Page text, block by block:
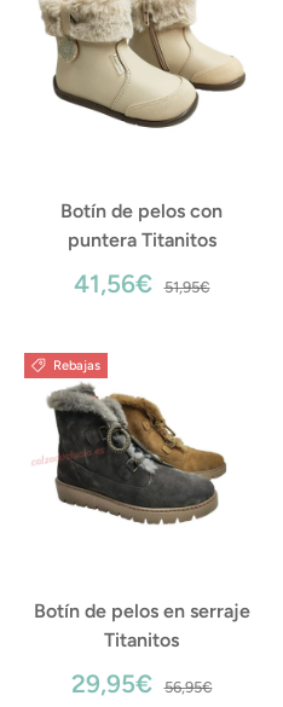
Botín de pelos con
puntera Titanitos
41,56€ 51,95€
Rebajas
Botín de pelos en serraje
Titanitos
29,95€ 56,95€